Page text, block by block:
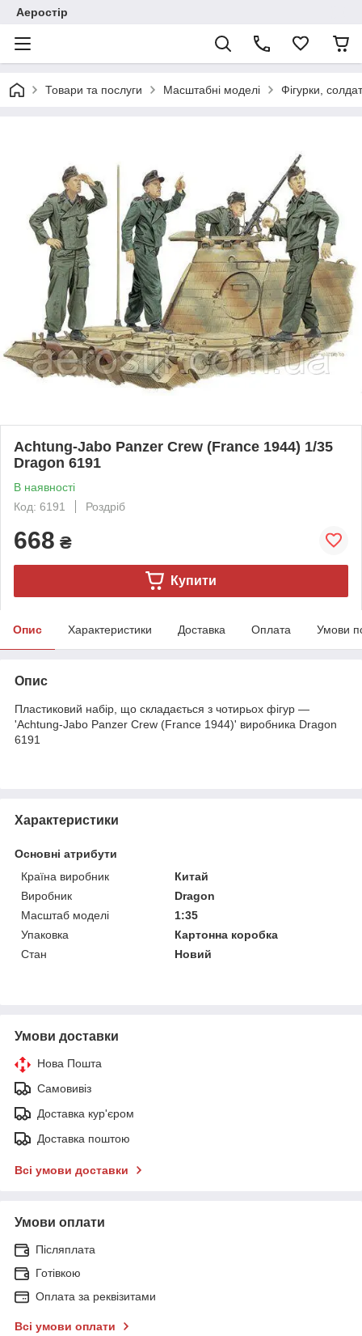
Аеростір
Товари та послуги Масштабні моделі Фігурки,
Achtung-Jabo Panzer Crew (France 1944) 1/35
Dragon 6191
В наявності
Код: 6191
Роздріб
668 ₴
Купити
Опис Характеристики Доставка Оплата Умови
Опис
Пластиковий набір, що складається з чотирьох фігур —
'Achtung-Jabo Panzer Crew (France 1944)' виробника Dragon
6191
Характеристики
Основні атрибути
Країна виробник
Китай
Виробник
Dragon
Масштаб моделі
1:35
Упаковка
Картонна коробка
Стан
Новий
Умови доставки
Нова Пошта
Самовивіз
Доставка кур'єром
Доставка поштою
Всі умови доставки
Умови оплати
Післяплата
Готівкою
Оплата за реквізитами
Всі умови оплати